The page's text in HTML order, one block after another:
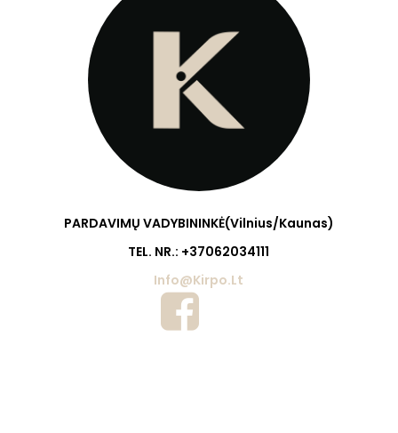
PARDAVIMŲ VADYBININKĖ(Vilnius/Kaunas)
TEL. NR.: +37062034111
Info@kirpo.lt